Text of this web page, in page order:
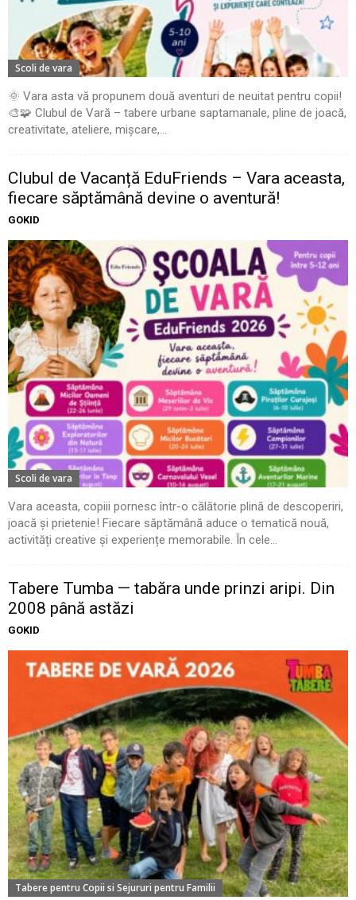
Scoli de vara
🌞 Vara asta vă propunem două aventuri de neuitat pentru copii!
🎨🧩 Clubul de Vară – tabere urbane saptamanale, pline de joacă,
creativitate, ateliere, mișcare,...
Clubul de Vacanță EduFriends – Vara aceasta,
fiecare săptămână devine o aventură!
GOKID
Scoli de vara
Vara aceasta, copiii pornesc într-o călătorie plină de descoperiri,
joacă și prietenie! Fiecare săptămână aduce o tematică nouă,
activități creative și experiențe memorabile. În cele...
Tabere Tumba — tabăra unde prinzi aripi. Din
2008 până astăzi
GOKID
Tabere pentru Copii si Sejururi pentru Familii